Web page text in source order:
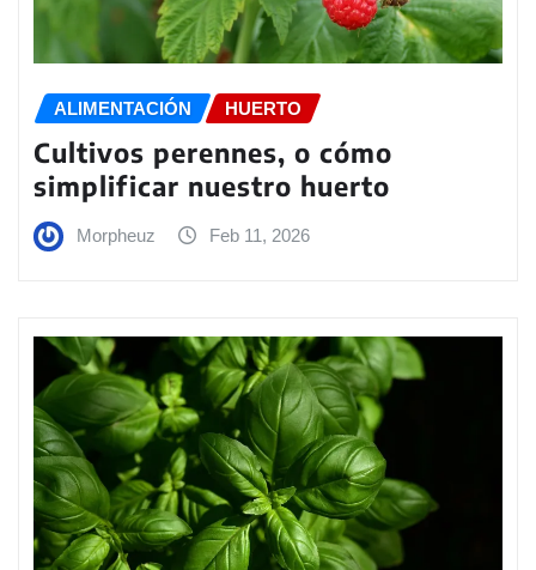
ALIMENTACIÓN HUERTO
Cultivos perennes, o cómo
simplificar nuestro huerto
Morpheuz Feb 11, 2026